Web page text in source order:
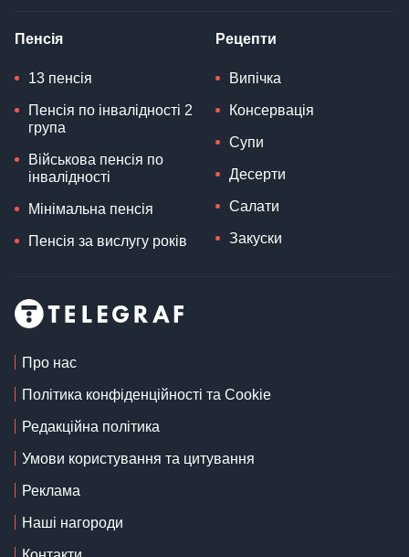
Пенсія
13 пенсія
Пенсія по інвалідності 2
група
Військова пенсія по
інвалідності
Мінімальна пенсія
Пенсія за вислугу років
Рецепти
Випічка
Консервація
Супи
Десерти
Салати
Закуски
Про нас
Політика конфіденційності та Cookie
Редакційна політика
Умови користування та цитування
Реклама
Наші нагороди